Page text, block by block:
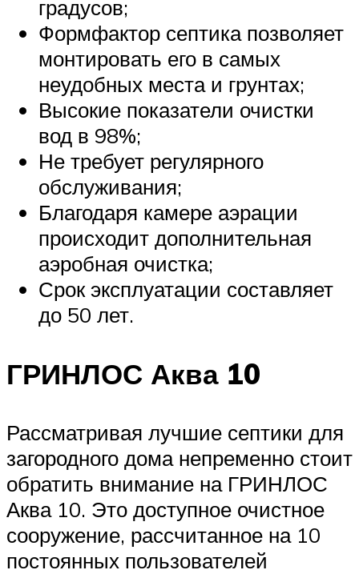
градусов;
Формфактор септика позволяет
монтировать его в самых
неудобных места и грунтах;
Высокие показатели очистки
вод в 98%;
Не требует регулярного
обслуживания;
Благодаря камере аэрации
происходит дополнительная
аэробная очистка;
Срок эксплуатации составляет
до 50 лет.
ГРИНЛОС Аква 10
Рассматривая лучшие септики для
загородного дома непременно стоит
обратить внимание на ГРИНЛОС
Аква 10. Это доступное очистное
сооружение, рассчитанное на 10
постоянных пользователей